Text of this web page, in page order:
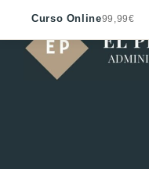
contenido
Curso Online99,99€